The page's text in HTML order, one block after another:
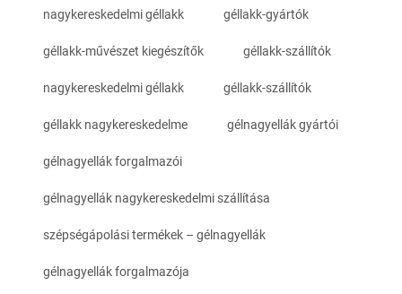
nagykereskedelmi géllakk géllakk-gyártók
géllakk-művészet kiegészítők géllakk-szállítók
nagykereskedelmi géllakk géllakk-szállítók
géllakk nagykereskedelme gélnagyellák gyártói
gélnagyellák forgalmazói
gélnagyellák nagykereskedelmi szállítása
szépségápolási termékek – gélnagyellák
gélnagyellák forgalmazója